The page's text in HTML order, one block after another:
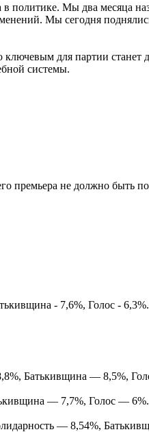
Мы два месяца
Мы сегодня
ключевым для партии
системы.
премьера не должно быть
- 7,6%, Голос - 6,3%.
Батькивщина — 8,5%,
— 7,7%, Голос — 6%.
— 8,54%,